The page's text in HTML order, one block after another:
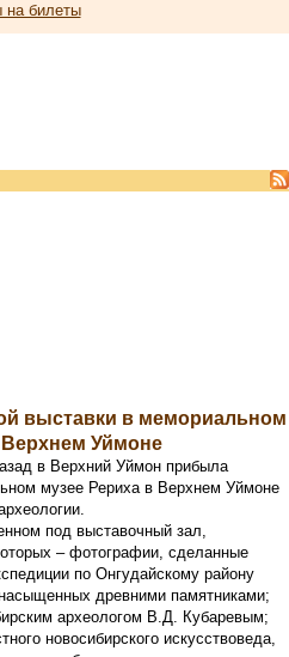
на билеты
выставки в мемориальном
Уймоне
в Верхний Уймон прибыла
музее Рериха в Верхнем Уймоне
под выставочный зал,
– фотографии, сделанные
по Онгудайскому району
древними памятниками;
археологом В.Д. Кубаревым;
новосибирского искусствоведа,